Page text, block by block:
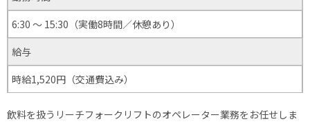
6:30 ～ 15:30（実働8時間／休憩あり）
給与
時給1,520円（交通費込み）
飲料を扱うリーチフォークリフトのオペレーター業務をお任せしま